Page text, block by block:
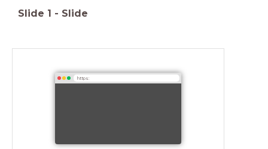
Slide 1 - Slide
https: